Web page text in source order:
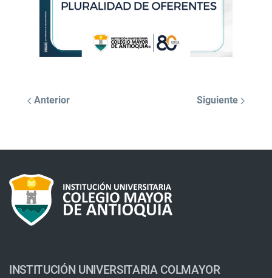
Anterior Siguiente
INSTITUCIÓN UNIVERSITARIA COLMAYOR